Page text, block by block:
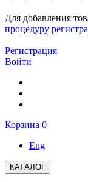
Для добавления
процедуру
Регистрация
Войти
Корзина 0
Eng
КАТАЛОГ